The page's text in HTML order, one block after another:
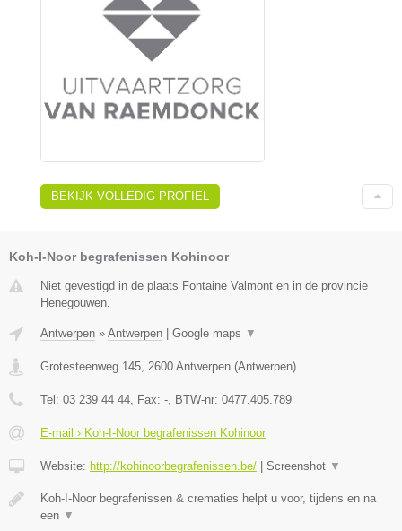
BEKIJK VOLLEDIG PROFIEL
Koh-I-Noor begrafenissen Kohinoor
Niet gevestigd in de plaats Fontaine Valmont en in de provincie
Henegouwen.
Antwerpen » Antwerpen Google maps ▼
Grotesteenweg 145, 2600 Antwerpen (Antwerpen)
Tel: 03 239 44 44, Fax: -, BTW-nr: 0477.405.789
E-mail › Koh-I-Noor begrafenissen Kohinoor
Website: http://kohinoorbegrafenissen.be/ Screenshot ▼
Koh-I-Noor begrafenissen & crematies helpt u voor, tijdens en na
een ▼